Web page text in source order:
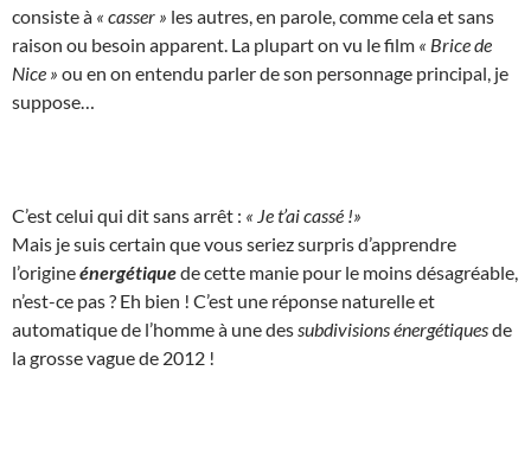
consiste à « casser » les autres, en parole, comme cela et sans
raison ou besoin apparent. La plupart on vu le film « Brice de
Nice » ou en on entendu parler de son personnage principal, je
suppose…
C’est celui qui dit sans arrêt : « Je t’ai cassé !»
Mais je suis certain que vous seriez surpris d’apprendre
l’origineénergétiquede cette manie pour le moins désagréable,
n’est-ce pas ? Eh bien ! C’est une réponse naturelle et
automatique de l’homme à une des subdivisions énergétiquesde
la grosse vague de 2012 !